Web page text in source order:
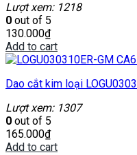
Lượt xem: 1218
0 out of 5
130.000₫
Add to cart
Dao cắt kim loại
Lượt xem: 1307
0 out of 5
165.000₫
Add to cart